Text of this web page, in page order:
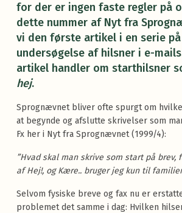
for der er ingen faste regler på
dette nummer af Nyt fra
vi den første artikel i en serie
undersøgelse af hilsner i e-
artikel handler om starthilsner
hej.
Sprognævnet bliver ofte spurgt om
at begynde og afslutte skrivelser som
Fx her i Nyt fra Sprognævnet (1999/4):
”Hvad skal man skrive som start på brev,
af Hej!, og Kære.. bruger jeg kun til
Selvom fysiske breve og fax nu er
problemet det samme i dag: Hvilken